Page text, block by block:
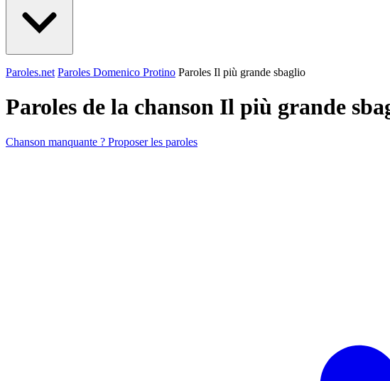
Paroles.net Paroles Domenico Protino Paroles Il più grande sbaglio
Paroles de la chanson Il più grande
Chanson manquante ? Proposer les paroles